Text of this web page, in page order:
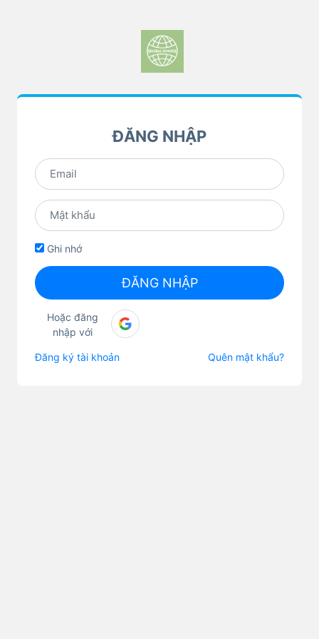
ĐĂNG NHẬP
Ghi nhớ
ĐĂNG NHẬP
Hoặc đăng
nhập với
Đăng ký tài khoản Quên mật khẩu?